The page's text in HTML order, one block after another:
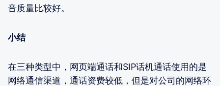
音质量比较好。
小结
在三种类型中，网页端通话和SIP话机通话使用的是
网络通信渠道，通话资费较低，但是对公司的网络环